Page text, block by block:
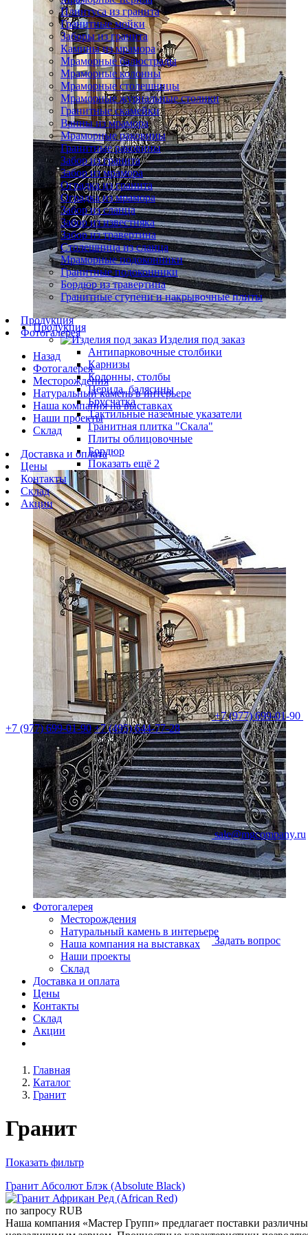
Продукция
Изделия под заказ
Антипарковочные столбики
Карнизы
Колонны, столбы
Перила, балясины
Брусчатка
Тактильные наземные указатели
Гранитная плитка "Скала"
Плиты облицовочные
Бордюр
Показать ещё 2
Фотогалерея
Месторождения
Натуральный камень в интерьере
Наша компания на выставках
Наши проекты
Склад
Доставка и оплата
Цены
Контакты
Склад
Акции
Плинтуса из гранита
Гранитные мойки
Заборы из гранита
Камины из мрамора
Мраморные балюстрады
Мраморные колонны
Мраморные столешницы
Мраморные журнальные столики
Гранитные скамейки
Ванны из мрамора
Мраморные раковины
Гранитные раковины
Забор из гранита
Забор из мрамора
Оградка из гранита
Оградка из мрамора
Забор из сланца
Забор из известняка
Забор из травертина
Столешница из сланца
Мраморные подоконники
Гранитные подоконники
Бордюр из травертина
Гранитные ступени и накрывочные плиты
Продукция
Фотогалерея
Назад
Фотогалерея
Месторождения
Натуральный камень в интерьере
Наша компания на выставках
Наши проекты
Склад
Доставка и оплата
Цены
Контакты
Склад
Акции
+7 (977) 699-01-90
+7 (977) 699-01-90 +7 (495) 644-77-28
sale@mgcompany.ru
Задать вопрос
Главная
Каталог
Гранит
Гранит
Показать фильтр
Гранит Абсолют Блэк (Absolute Black)
по запросу RUB
Наша компания «Мастер Групп» предлагает поставки